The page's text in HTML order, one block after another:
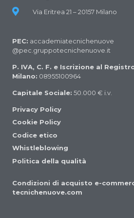
Via Eritrea 21 – 20157 Milano
PEC: accademiatecnichenuove
@pec.gruppotecnichenuove.it
P. IVA, C. F. e Iscrizione al
Milano: 08955100964
Capitale Sociale: 50.000 € i.v.
Privacy Policy
Cookie Policy
Codice etico
Whistleblowing
Politica della qualità
Condizioni di acquisto e-
tecnichenuove.com